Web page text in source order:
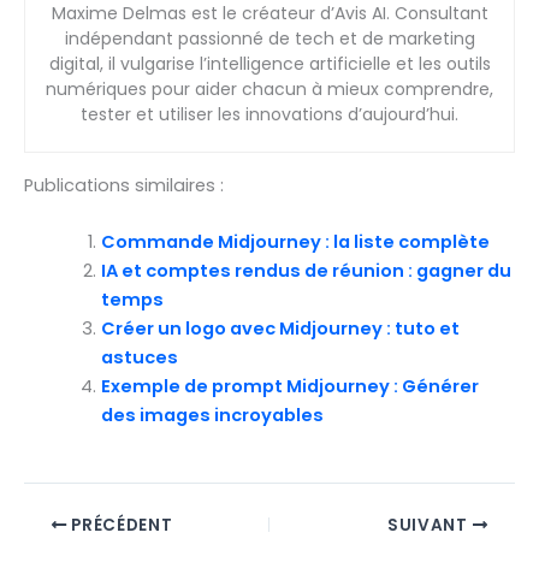
Maxime Delmas est le créateur d’Avis AI. Consultant
indépendant passionné de tech et de marketing
digital, il vulgarise l’intelligence artificielle et les outils
numériques pour aider chacun à mieux comprendre,
tester et utiliser les innovations d’aujourd’hui.
Publications similaires :
Commande Midjourney : la liste complète
IA et comptes rendus de réunion : gagner du
temps
Créer un logo avec Midjourney : tuto et
astuces
Exemple de prompt Midjourney : Générer
des images incroyables
PRÉCÉDENT SUIVANT